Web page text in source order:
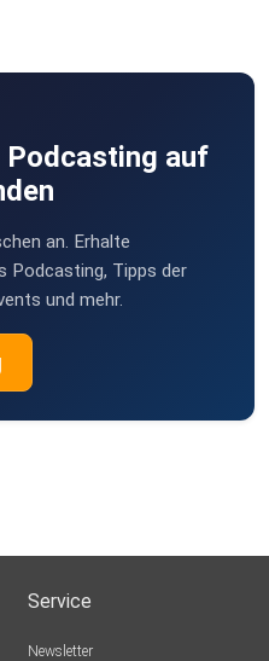
Podcasting auf
an. Erhalte
Podcasting, Tipps der
und mehr.
Service
Newsletter